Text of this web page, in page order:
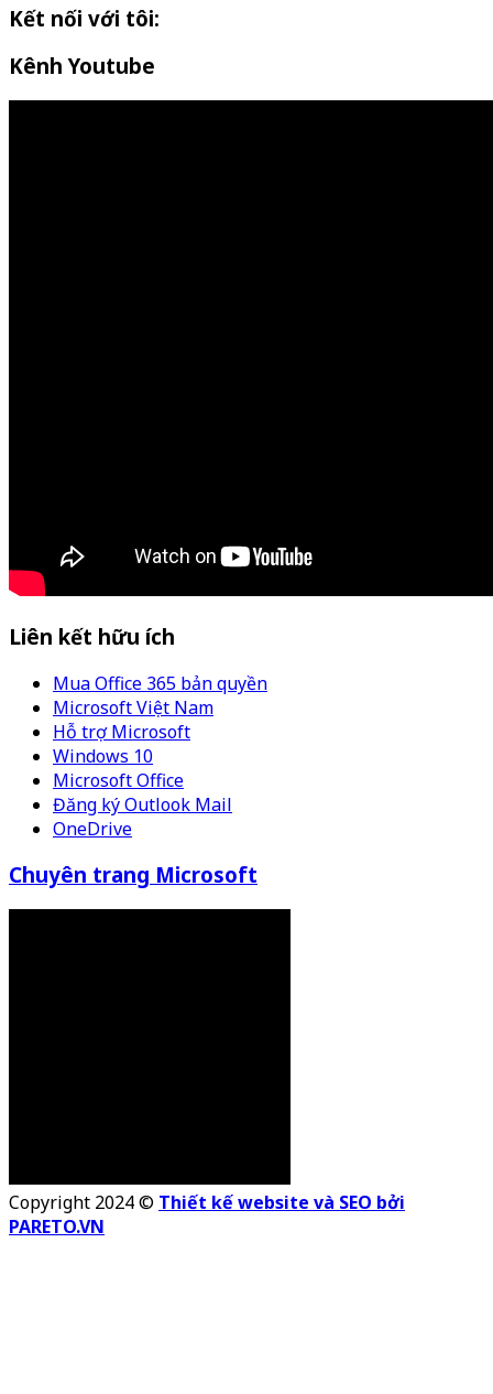
Kết nối với tôi:
Kênh Youtube
Liên kết hữu ích
Mua Office 365 bản quyền
Microsoft Việt Nam
Hỗ trợ Microsoft
Windows 10
Microsoft Office
Đăng ký Outlook Mail
OneDrive
Chuyên trang Microsoft
Copyright 2024 © Thiết kế website và SEO bởi
PARETO.VN